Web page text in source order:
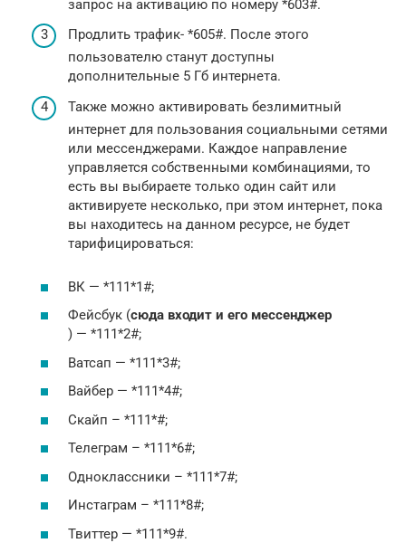
запрос на активацию по номеру *603#.
Продлить трафик- *605#. После этого
пользователю станут доступны
дополнительные 5 Гб интернета.
Также можно активировать безлимитный
интернет для пользования социальными сетями
или мессенджерами. Каждое направление
управляется собственными комбинациями, то
есть вы выбираете только один сайт или
активируете несколько, при этом интернет, пока
вы находитесь на данном ресурсе, не будет
тарифицироваться:
ВК — *111*1#;
Фейсбук (сюда входит и его мессенджер
) — *111*2#;
Ватсап — *111*3#;
Вайбер — *111*4#;
Скайп – *111*#;
Телеграм – *111*6#;
Одноклассники – *111*7#;
Инстаграм – *111*8#;
Твиттер — *111*9#.